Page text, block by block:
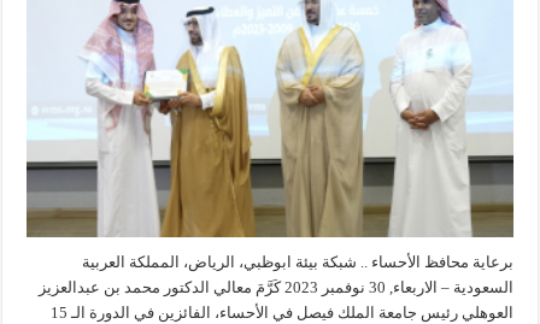
برعاية محافظ الأحساء .. شبكة بيئة ابوظبي، الرياض، المملكة العربية
السعودية – الاربعاء, 30 نوفمبر 2023 كَرَّمَ معالي الدكتور محمد بن عبدالعزيز
العوهلي رئيس جامعة الملك فيصل في الأحساء، الفائزين في الدورة الـ 15